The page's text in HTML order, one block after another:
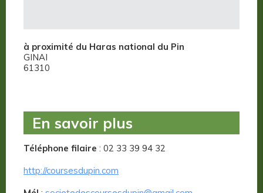
à proximité du Haras national du Pin
GINAI
61310
En savoir plus
Téléphone filaire : 02 33 39 94 32
http://coursesdupin.com